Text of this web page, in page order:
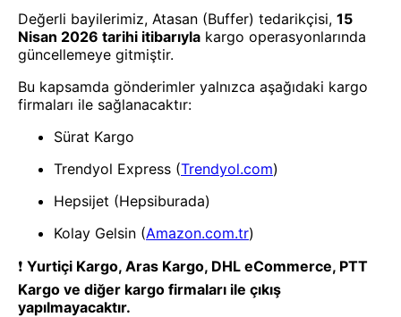
- Yenilik ve hızı keşfedin, işinizi
App Store Google Play
Hakkımızda
Akademi
Bilgi Merkezi
Yete Import